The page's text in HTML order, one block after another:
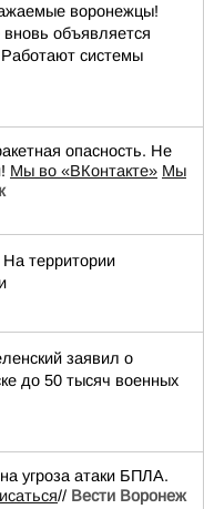
воронежцы!
объявляется
Работают системы
опасность. Не
Мы во «ВКонтакте» Мы
На территории
заявил о
до 50 тысяч военных
угроза атаки БПЛА.
// Вести Воронеж